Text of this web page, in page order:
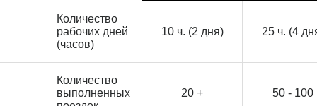
Количество
рабочих дней
(часов)
10 ч. (2 дня) 25 ч. (4
Количество
выполненных
20 + 50 - 100